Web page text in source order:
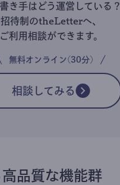
き手はどう運営している？
招待制のtheLetterへ、
ご利用相談ができます。
無料オンライン(30分)
相談してみる
高品質な機能群